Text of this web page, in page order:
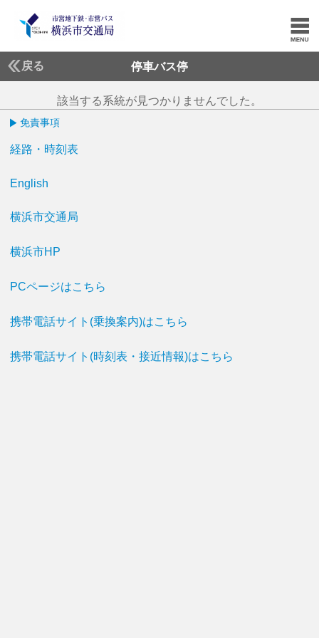
戻る 停車バス停
該当する系統が見つかりませんでした。
免責事項
経路・時刻表
English
横浜市交通局
横浜市HP
PCページはこちら
携帯電話サイト(乗換案内)はこちら
携帯電話サイト(時刻表・接近情報)はこちら